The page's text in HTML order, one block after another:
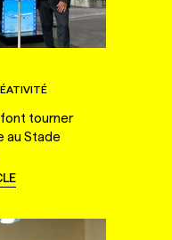
font tourner
au Stade